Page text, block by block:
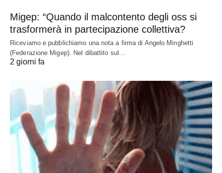
Migep: “Quando il malcontento degli oss si
trasformerà in partecipazione collettiva?
Riceviamo e pubblichiamo una nota a firma di Angelo Minghetti
(Federazione Migep). Nel dibattito sul…
2 giorni fa